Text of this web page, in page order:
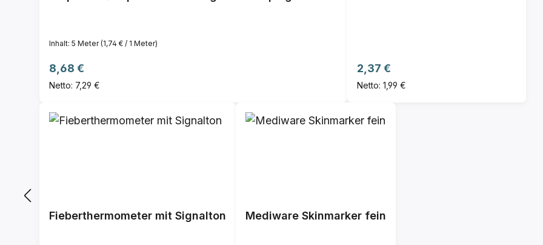
Inhalt: 5 Meter(1,74 € / 1 Meter)
Regulärer Preis:
8,68 €
Netto: 7,29 €
Regulärer Preis:
2,37 €
Netto: 1,99 €
Fieberthermometer mit Signalton Mediware Skinmarker fein